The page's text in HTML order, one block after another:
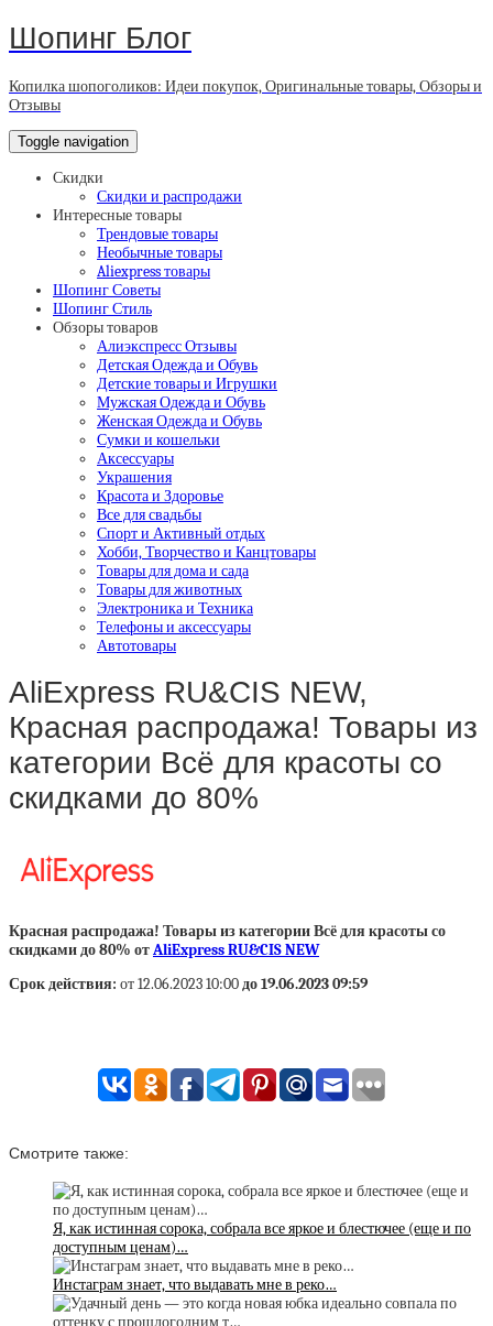
Шопинг Блог
Копилка шопоголиков: Идеи покупок, Оригинальные товары, Обзоры и
Отзывы
Toggle navigation
Скидки
Скидки и распродажи
Интересные товары
Трендовые товары
Необычные товары
Aliexpress товары
Шопинг Советы
Шопинг Стиль
Обзоры товаров
Алиэкспресс Отзывы
Детская Одежда и Обувь
Детские товары и Игрушки
Мужская Одежда и Обувь
Женская Одежда и Обувь
Сумки и кошельки
Аксессуары
Украшения
Красота и Здоровье
Все для свадьбы
Спорт и Активный отдых
Хобби, Творчество и Канцтовары
Товары для дома и сада
Товары для животных
Электроника и Техника
Телефоны и аксессуары
Автотовары
AliExpress RU&CIS NEW,
Красная распродажа! Товары из
категории Всё для красоты со
скидками до 80%
Красная распродажа! Товары из категории Всё для красоты со
скидками до 80% отAliExpress RU&CIS NEW
Срок действия: от 12.06.2023 10:00до 19.06.2023 09:59
Смотрите также:
Я, как истинная сорока, собрала все яркое и блестючее (еще и по
доступным ценам)…
Инстаграм знает, что выдавать мне в реко…